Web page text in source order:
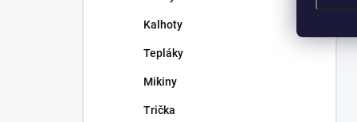
Kalhoty
Tepláky
Mikiny
Trička